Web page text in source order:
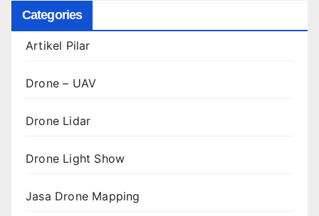
Categories
Artikel Pilar
Drone – UAV
Drone Lidar
Drone Light Show
Jasa Drone Mapping